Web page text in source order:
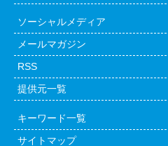
ソーシャルメディア
メールマガジン
RSS
提供元一覧
キーワード一覧
サイトマップ